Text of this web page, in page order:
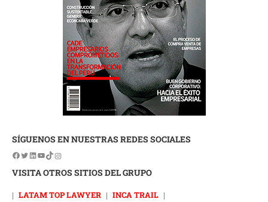
SÍGUENOS EN NUESTRAS REDES SOCIALES
VISITA OTROS SITIOS DEL GRUPO
| LATAM TOP LAWYER | INCA TRAIL |